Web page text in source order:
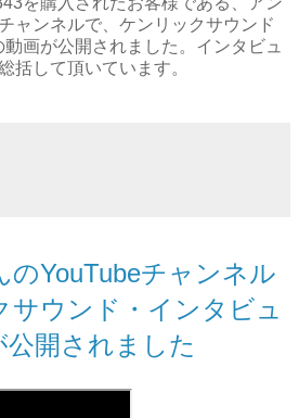
ャンネルで、ケンリックサウンド
画が公開されました。インタビュ
括して頂いています。
のYouTubeチャンネル
サウンド・インタビュ
開されました